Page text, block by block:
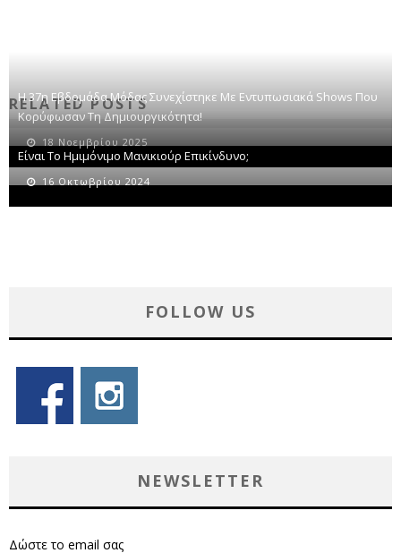
RELATED POSTS
Η 37η Εβδομάδα Μόδας Συνεχίστηκε Με Εντυπωσιακά Shows Που
Κορύφωσαν Τη Δημιουργικότητα!
18 Νοεμβρίου 2025
Είναι Το Ημιμόνιμο Μανικιούρ Επικίνδυνο;
16 Οκτωβρίου 2024
FOLLOW US
NEWSLETTER
Δώστε το email σας